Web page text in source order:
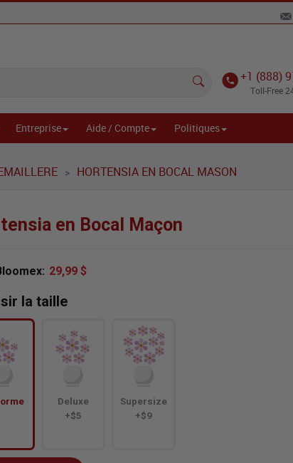
+1 (888)
Toll-Free
Entreprise Aide / Compte Politiques
> HORTENSIA EN BOCAL MASON
en Bocal Maçon
29,99 $
la taille
Deluxe
+$5
Supersize
+$9